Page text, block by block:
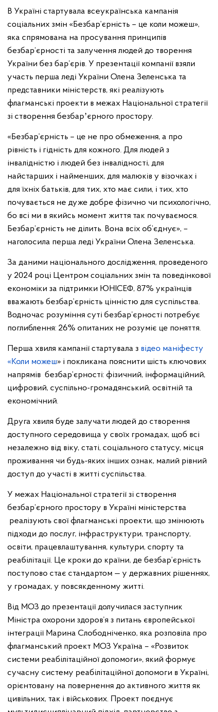
В Україні стартувала всеукраїнська кампанія
соціальних змін «Безбар’єрність – це коли можеш»,
яка спрямована на просування принципів
безбар’єрності та залучення людей до творення
України без бар’єрів. У презентації компанії взяли
участь перша леді України Олена Зеленська та
представники міністерств, які реалізують
флагманські проекти в межах Національної стратегії
зі створення безбарʼєрного простору.
«Безбар’єрність – це не про обмеження, а про
рівність і гідність для кожного. Для людей з
інвалідністю і людей без інвалідності, для
найстарших і найменших, для малюків у візочках і
для їхніх батьків, для тих, хто має сили, і тих, хто
почувається не дуже добре фізично чи психологічно,
бо всі ми в якийсь момент життя так почуваємося.
Безбар’єрність не ділить. Вона всіх об’єднує», –
наголосила перша леді України Олена Зеленська.
За даними національного дослідження, проведеного
у 2024 році Центром соціальних змін та поведінкової
економіки за підтримки ЮНІСЕФ, 87% українців
вважають безбар’єрність цінністю для суспільства.
Водночас розуміння суті безбар’єрності потребує
поглиблення: 26% опитаних не розуміє це поняття.
Перша хвиля кампанії стартувала з відео маніфесту
«Коли можеш» і покликана пояснити шість ключових
напрямів безбар’єрності: фізичний, інформаційний,
цифровий, суспільно-громадянський, освітній та
економічний.
Друга хвиля буде залучати людей до створення
доступного середовища у своїх громадах, щоб всі
незалежно від віку, статі, соціального статусу, місця
проживання чи будь-яких інших ознак, малий рівний
доступ до участі в житті суспільства.
У межах Національної стратегії зі створення
безбар’єрного простору в Україні міністерства
реалізують свої флагманські проекти, що змінюють
підходи до послуг, інфраструктури, транспорту,
освіти, працевлаштування, культури, спорту та
реабілітації. Це кроки до країни, де безбар’єрність
поступово стає стандартом — у державних рішеннях,
у громадах, у повсякденному житті.
Від МОЗ до презентації долучилася заступник
Міністра охорони здоров’я з питань європейської
інтеграції Марина Слободніченко, яка розповіла про
флагманський проект МОЗ Україна – «Розвиток
системи реабілітаційної допомоги», який формує
сучасну систему реабілітаційної допомоги в Україні,
орієнтовану на повернення до активного життя як
цивільних, так і військових. Проект поєднує